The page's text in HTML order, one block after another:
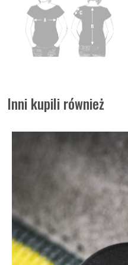
Inni kupili również